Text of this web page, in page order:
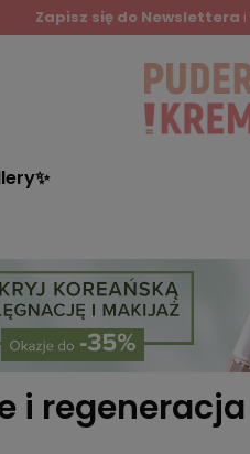
Zapisz się do Newslettera
i regeneracja